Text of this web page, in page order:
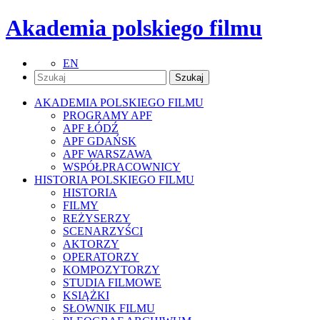
Akademia polskiego filmu
EN
AKADEMIA POLSKIEGO FILMU
PROGRAMY APF
APF ŁÓDŹ
APF GDAŃSK
APF WARSZAWA
WSPÓŁPRACOWNICY
HISTORIA POLSKIEGO FILMU
HISTORIA
FILMY
REŻYSERZY
SCENARZYŚCI
AKTORZY
OPERATORZY
KOMPOZYTORZY
STUDIA FILMOWE
KSIĄŻKI
SŁOWNIK FILMU